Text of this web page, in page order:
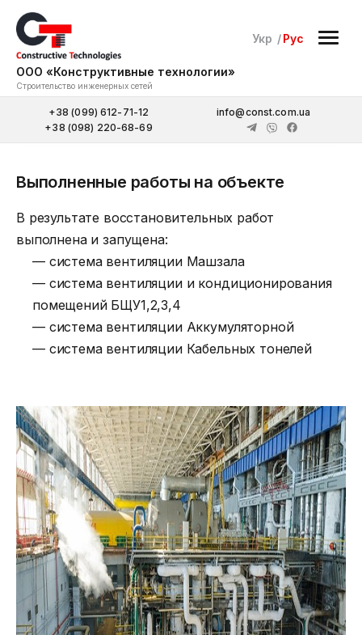
+38 (099) 612-71-12
+38 (098) 220-68-69
info@const.com.ua
Укр Рус
ООО «Конструктивные технологии»
Строительство инженерных сетей
Выполненные работы на объекте
В результате восстановительных работ
выполнена и запущена:
— система вентиляции Машзала
— система вентиляции и кондиционирования
помещений БЩУ1,2,3,4
— система вентиляции Аккумуляторной
— система вентиляции Кабельных тонелей